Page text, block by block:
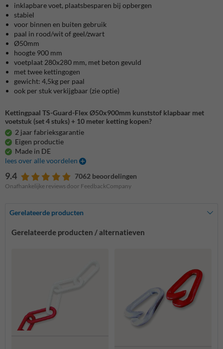
inklapbare voet, plaatsbesparen bij opbergen
stabiel
voor binnen en buiten gebruik
paal in rood/wit of geel/zwart
Ø50mm
hoogte 900 mm
voetplaat 280x280 mm, met beton gevuld
met twee kettingogen
gewicht: 4,5kg per paal
ook per stuk verkijgbaar (zie optie)
Kettingpaal TS-Guard-Flex Ø50x900mm kunststof klapbaar met
voetstuk (set 4 stuks) + 10 meter ketting kopen?
2 jaar fabrieksgarantie
Eigen productie
Made in DE
lees over alle voordelen
9.4 7062 beoordelingen
Onafhankelijke reviews door FeedbackCompany
Gerelateerde producten
Gerelateerde producten / alternatieven